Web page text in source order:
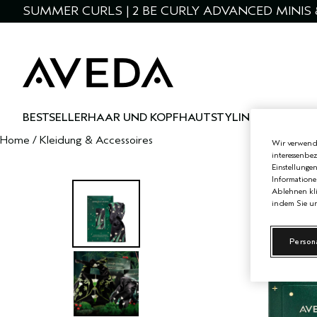
SUMMER CURLS | 2 BE CURLY ADVANCED
BESTSELLERHAAR UND KOPFHAUTSTYLING
Home / Kleidung & Accessoires
Wir
Ablehnen
indem Sie